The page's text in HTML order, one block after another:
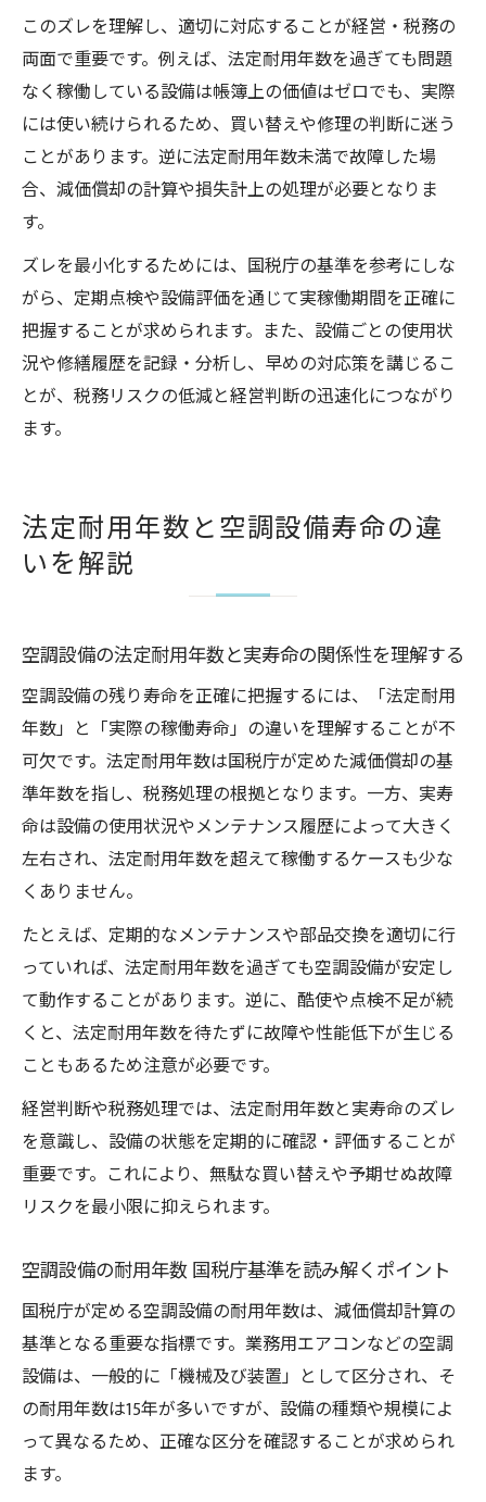
このズレを理解し、適切に対応することが経営・税務の
両面で重要です。例えば、法定耐用年数を過ぎても問題
なく稼働している設備は帳簿上の価値はゼロでも、実際
には使い続けられるため、買い替えや修理の判断に迷う
ことがあります。逆に法定耐用年数未満で故障した場
合、減価償却の計算や損失計上の処理が必要となりま
す。
ズレを最小化するためには、国税庁の基準を参考にしな
がら、定期点検や設備評価を通じて実稼働期間を正確に
把握することが求められます。また、設備ごとの使用状
況や修繕履歴を記録・分析し、早めの対応策を講じるこ
とが、税務リスクの低減と経営判断の迅速化につながり
ます。
法定耐用年数と空調設備寿命の違
いを解説
空調設備の法定耐用年数と実寿命の関係性を理解する
空調設備の残り寿命を正確に把握するには、「法定耐用
年数」と「実際の稼働寿命」の違いを理解することが不
可欠です。法定耐用年数は国税庁が定めた減価償却の基
準年数を指し、税務処理の根拠となります。一方、実寿
命は設備の使用状況やメンテナンス履歴によって大きく
左右され、法定耐用年数を超えて稼働するケースも少な
くありません。
たとえば、定期的なメンテナンスや部品交換を適切に行
っていれば、法定耐用年数を過ぎても空調設備が安定し
て動作することがあります。逆に、酷使や点検不足が続
くと、法定耐用年数を待たずに故障や性能低下が生じる
こともあるため注意が必要です。
経営判断や税務処理では、法定耐用年数と実寿命のズレ
を意識し、設備の状態を定期的に確認・評価することが
重要です。これにより、無駄な買い替えや予期せぬ故障
リスクを最小限に抑えられます。
空調設備の耐用年数 国税庁基準を読み解くポイント
国税庁が定める空調設備の耐用年数は、減価償却計算の
基準となる重要な指標です。業務用エアコンなどの空調
設備は、一般的に「機械及び装置」として区分され、そ
の耐用年数は15年が多いですが、設備の種類や規模によ
って異なるため、正確な区分を確認することが求められ
ます。